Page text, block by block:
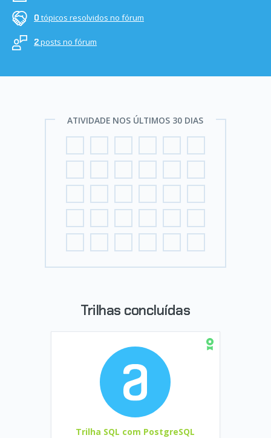
0 tópicos resolvidos no fórum
2posts no fórum
ATIVIDADE NOS ÚLTIMOS 30 DIAS
Trilhas concluídas
Trilha SQL com PostgreSQL